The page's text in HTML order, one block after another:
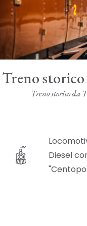
Treno
Treno storico da
Diesel